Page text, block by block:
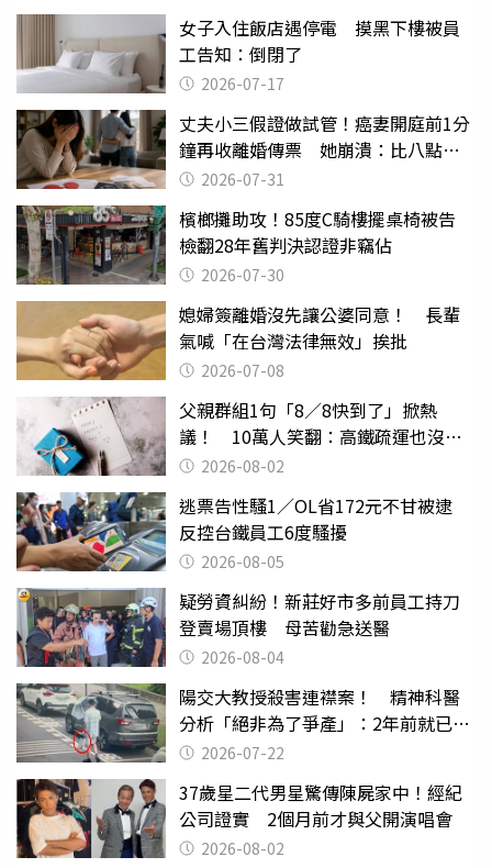
女子入住飯店遇停電 摸黑下樓被員
工告知：倒閉了
2026-07-17
丈夫小三假證做試管！癌妻開庭前1分
鐘再收離婚傳票 她崩潰：比八點檔
還扯2026-07-31
檳榔攤助攻！85度C騎樓擺桌椅被告
檢翻28年舊判決認證非竊佔
2026-07-30
媳婦簽離婚沒先讓公婆同意！ 長輩
氣喊「在台灣法律無效」挨批
2026-07-08
父親群組1句「8／8快到了」掀熱
議！ 10萬人笑翻：高鐵疏運也沒列
父親節
2026-08-02
逃票告性騷1／OL省172元不甘被逮
反控台鐵員工6度騷擾
2026-08-05
疑勞資糾紛！新莊好市多前員工持刀
登賣場頂樓 母苦勸急送醫
2026-08-04
陽交大教授殺害連襟案！ 精神科醫
分析「絕非為了爭產」：2年前就已言
行詭異
2026-07-22
37歲星二代男星驚傳陳屍家中！經紀
公司證實 2個月前才與父開演唱會
2026-08-02